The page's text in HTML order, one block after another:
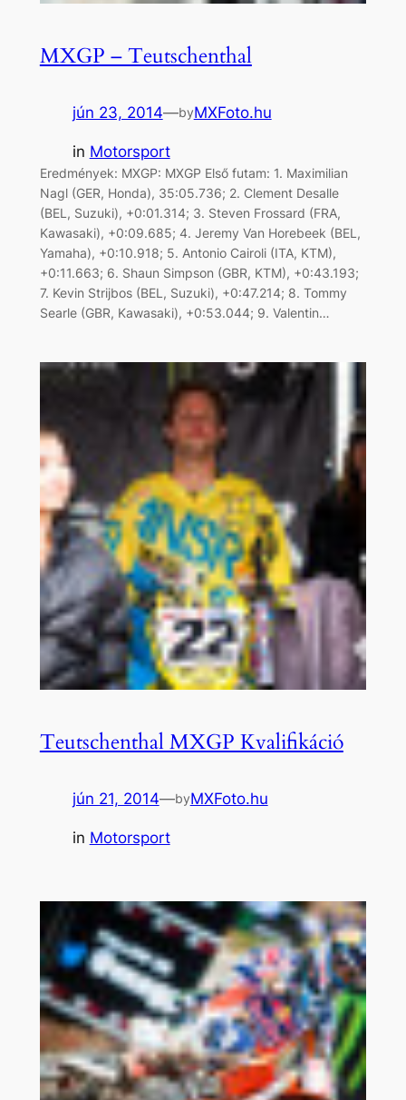
MXGP – Teutschenthal
jún 23, 2014—byMXFoto.hu
in Motorsport
Eredmények: MXGP: MXGP Első futam: 1. Maximilian
Nagl (GER, Honda), 35:05.736; 2. Clement Desalle
(BEL, Suzuki), +0:01.314; 3. Steven Frossard (FRA,
Kawasaki), +0:09.685; 4. Jeremy Van Horebeek (BEL,
Yamaha), +0:10.918; 5. Antonio Cairoli (ITA, KTM),
+0:11.663; 6. Shaun Simpson (GBR, KTM), +0:43.193;
7. Kevin Strijbos (BEL, Suzuki), +0:47.214; 8. Tommy
Searle (GBR, Kawasaki), +0:53.044; 9. Valentin…
Teutschenthal MXGP Kvalifikáció
jún 21, 2014—byMXFoto.hu
in Motorsport